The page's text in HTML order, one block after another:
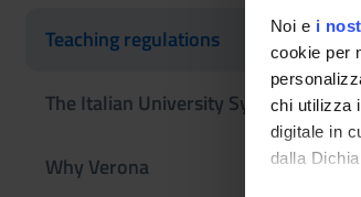
Noi e i
cookie per
chi utilizza
digitale in
dalla
Teaching regulations
The Italian University System
Why Verona